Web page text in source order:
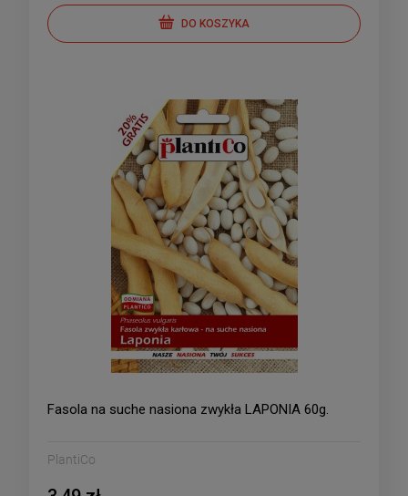
DO KOSZYKA
Fasola na suche nasiona zwykła LAPONIA 60g.
PlantiCo